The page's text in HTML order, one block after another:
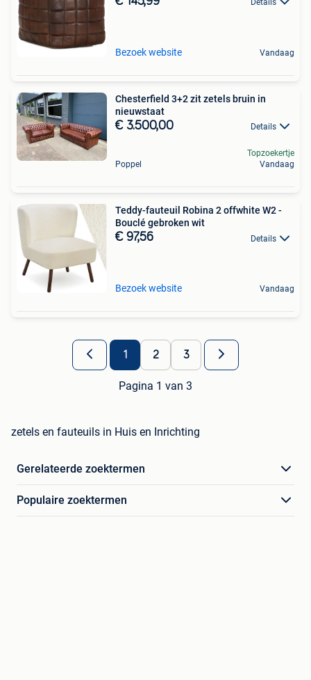
Details
Bezoek website Vandaag
Chesterfield 3+2 zit zetels bruin in
nieuwstaat
€ 3.500,00 Details
Poppel
Topzoekertje
Vandaag
Teddy-fauteuil Robina 2 offwhite W2 -
Bouclé gebroken wit
€ 97,56 Details
Bezoek website Vandaag
1 2 3
Pagina 1 van 3
zetels en fauteuils in Huis en Inrichting
Gerelateerde zoektermen
Populaire zoektermen